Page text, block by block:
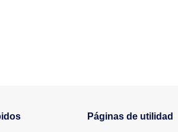
Páginas de utilidad